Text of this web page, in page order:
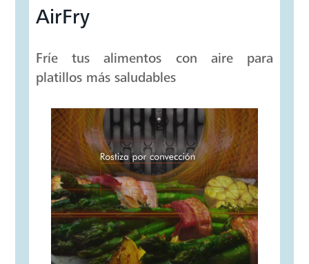
AirFry
Fríe tus alimentos con aire para
platillos más saludables